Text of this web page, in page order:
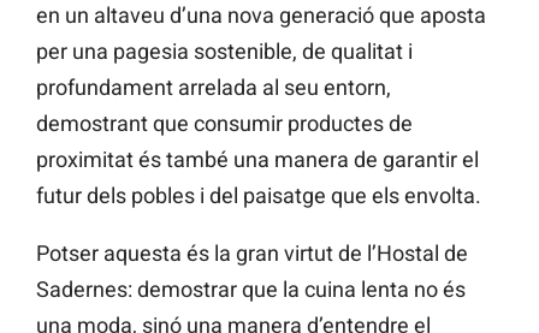
en un altaveu d’una nova generació que aposta
per una pagesia sostenible, de qualitat i
profundament arrelada al seu entorn,
demostrant que consumir productes de
proximitat és també una manera de garantir el
futur dels pobles i del paisatge que els envolta.
Potser aquesta és la gran virtut de l’Hostal de
Sadernes: demostrar que la cuina lenta no és
una moda, sinó una manera d’entendre el